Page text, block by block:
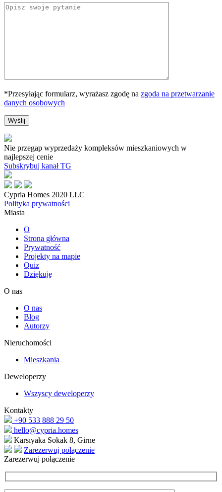
*Przesyłając formularz, wyrażasz zgodę na zgoda na przetwarzanie
danych osobowych
Nie przegap wyprzedaży kompleksów mieszkaniowych w
najlepszej cenie
Subskrybuj kanał TG
Cypria Homes 2020 LLC
Polityka prywatności
Miasta
O
Strona główna
Prywatność
Projekty na mapie
Quiz
Dziękuję
O nas
O nas
Blog
Autorzy
Nieruchomości
Mieszkania
Deweloperzy
Wszyscy deweloperzy
Kontakty
+90 533 888 29 50
hello@cypria.homes
Karsıyaka Sokak 8, Girne
Zarezerwuj połączenie
Zarezerwuj połączenie